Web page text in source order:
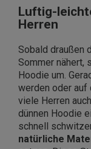
Luftig-
Herren
Sobald draußen
Sommer nähert,
Hoodie um.
werden oder auf
viele Herren
dünnen Hoodie
schnell
natürliche